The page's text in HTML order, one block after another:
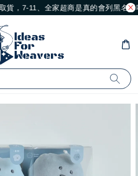
7-11、全家超商是真的會列黑名單喔